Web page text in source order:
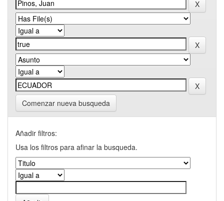
Comenzar nueva busqueda
Añadir filtros:
Usa los filtros para afinar la busqueda.